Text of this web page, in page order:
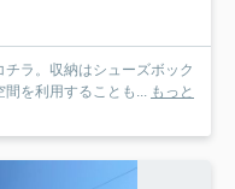
ラ。収納はシューズボック
を利用することも... もっと